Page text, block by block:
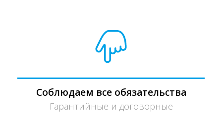
Соблюдаем все обязательства
Гарантийные и договорные